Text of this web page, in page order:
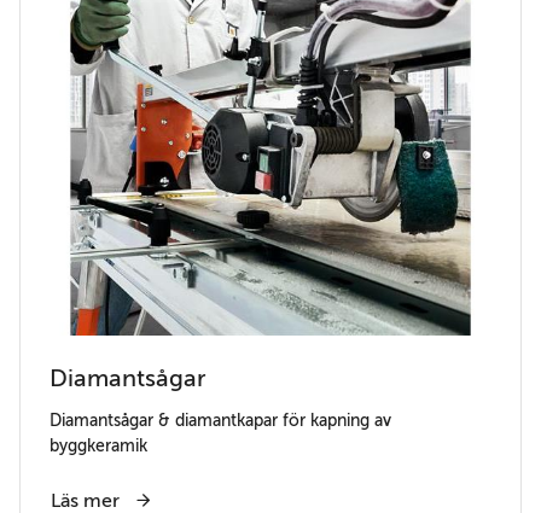
Diamantsågar
Diamantsågar & diamantkapar för kapning av
byggkeramik
Läs mer